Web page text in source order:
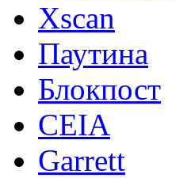
Xscan
Паутина
Блокпост
CEIA
Garrett